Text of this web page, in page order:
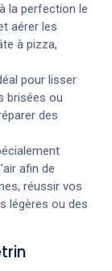
la perfection le
aérer les
à pizza,
pour lisser
brisées ou
des
afin de
réussir vos
légères ou des